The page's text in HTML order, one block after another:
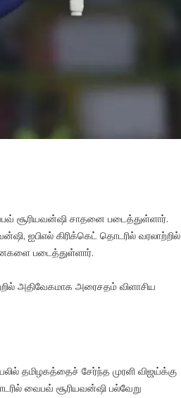
சூரியவன்ஷி சாதனை படைத்துள்ளார்.
ஐபிஎல் கிரிக்கெட் தொடரில் வரலாற்றில்
படைத்துள்ளார்.
அதிவேகமாக அரைசதம் விளாசிய
தமிழகத்தைச் சேர்ந்த முரளி விஜய்க்கு
வைபவ் சூரியவன்ஷி பல்வேறு